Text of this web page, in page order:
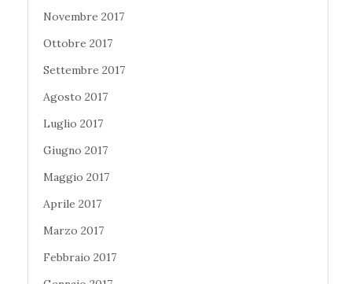
Novembre 2017
Ottobre 2017
Settembre 2017
Agosto 2017
Luglio 2017
Giugno 2017
Maggio 2017
Aprile 2017
Marzo 2017
Febbraio 2017